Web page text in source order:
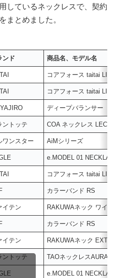
しているネックレスで、契約
まとめました。
ンド 商品名、モデル名
コアフォース taitai
コアフォース taitai
ディープバランサー
ントッテ COA ネックレス LECT
ワンスター AiMシリーズ
e.MODEL 01
コアフォース taitai
カラーバンド RS
イテン RAKUWAネック ワイ
カラーバンド RS
イテン RAKUWAネック
ントッテ TAOネックレスAURA
e.MODEL 01